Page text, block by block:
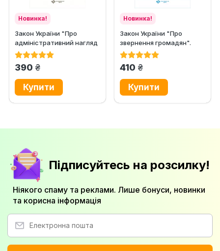
Новинка!
Закон України "Про
адміністративний нагляд
за особами, звільненими...
390 грн.
Новинка!
Закон України "Про
звернення громадян".
Науково-практичний...
410 грн.
Підписуйтесь на розсилку!
Ніякого спаму та реклами. Лише бонуси, новинки
та корисна інформація